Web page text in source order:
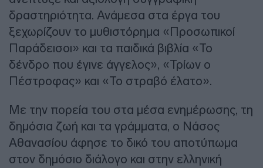
δραστηριότητα. Ανάμεσα στα έργα του
ξεχωρίζουν το μυθιστόρημα «Προσωπικοί
Παράδεισοι» και τα παιδικά βιβλία «Το
δένδρο που έγινε άγγελος», «Τρίων ο
Πέστροφας» και «Το στραβό έλατο».
Με την πορεία του στα μέσα ενημέρωσης, τη
δημόσια ζωή και τα γράμματα, ο Νάσος
Αθανασίου άφησε το δικό του αποτύπωμα
στον δημόσιο διάλογο και στην ελληνική